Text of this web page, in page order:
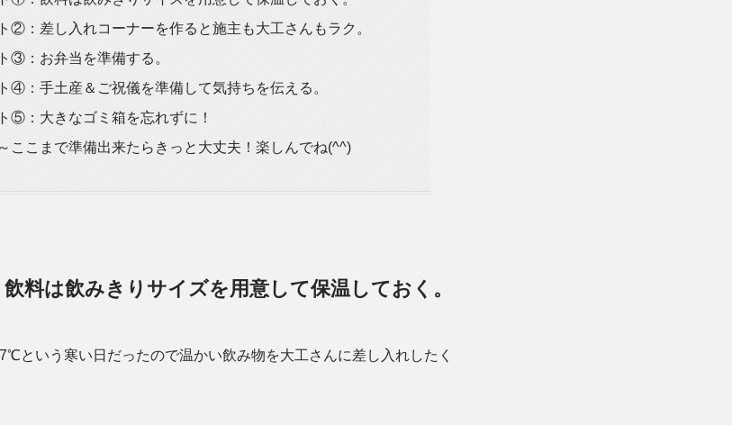
②：差し入れコーナーを作ると施主も大工さんもラク。
③：お弁当を準備する。
④：手土産＆ご祝儀を準備して気持ちを伝える。
⑤：大きなゴミ箱を忘れずに！
ここまで準備出来たらきっと大丈夫！楽しんでね(^^)
料は飲みきりサイズを用意して保温しておく。
という寒い日だったので温かい飲み物を大工さんに差し入れしたく